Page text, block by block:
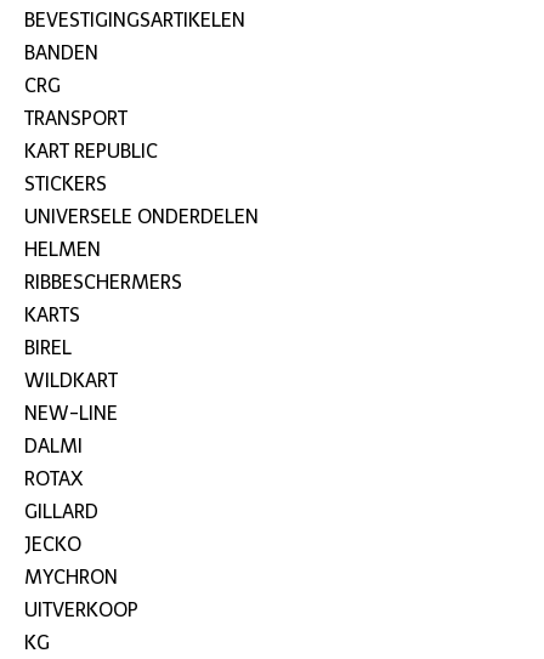
BEVESTIGINGSARTIKELEN
BANDEN
CRG
TRANSPORT
KART REPUBLIC
STICKERS
UNIVERSELE ONDERDELEN
HELMEN
RIBBESCHERMERS
KARTS
BIREL
WILDKART
NEW-LINE
DALMI
ROTAX
GILLARD
JECKO
MYCHRON
UITVERKOOP
KG